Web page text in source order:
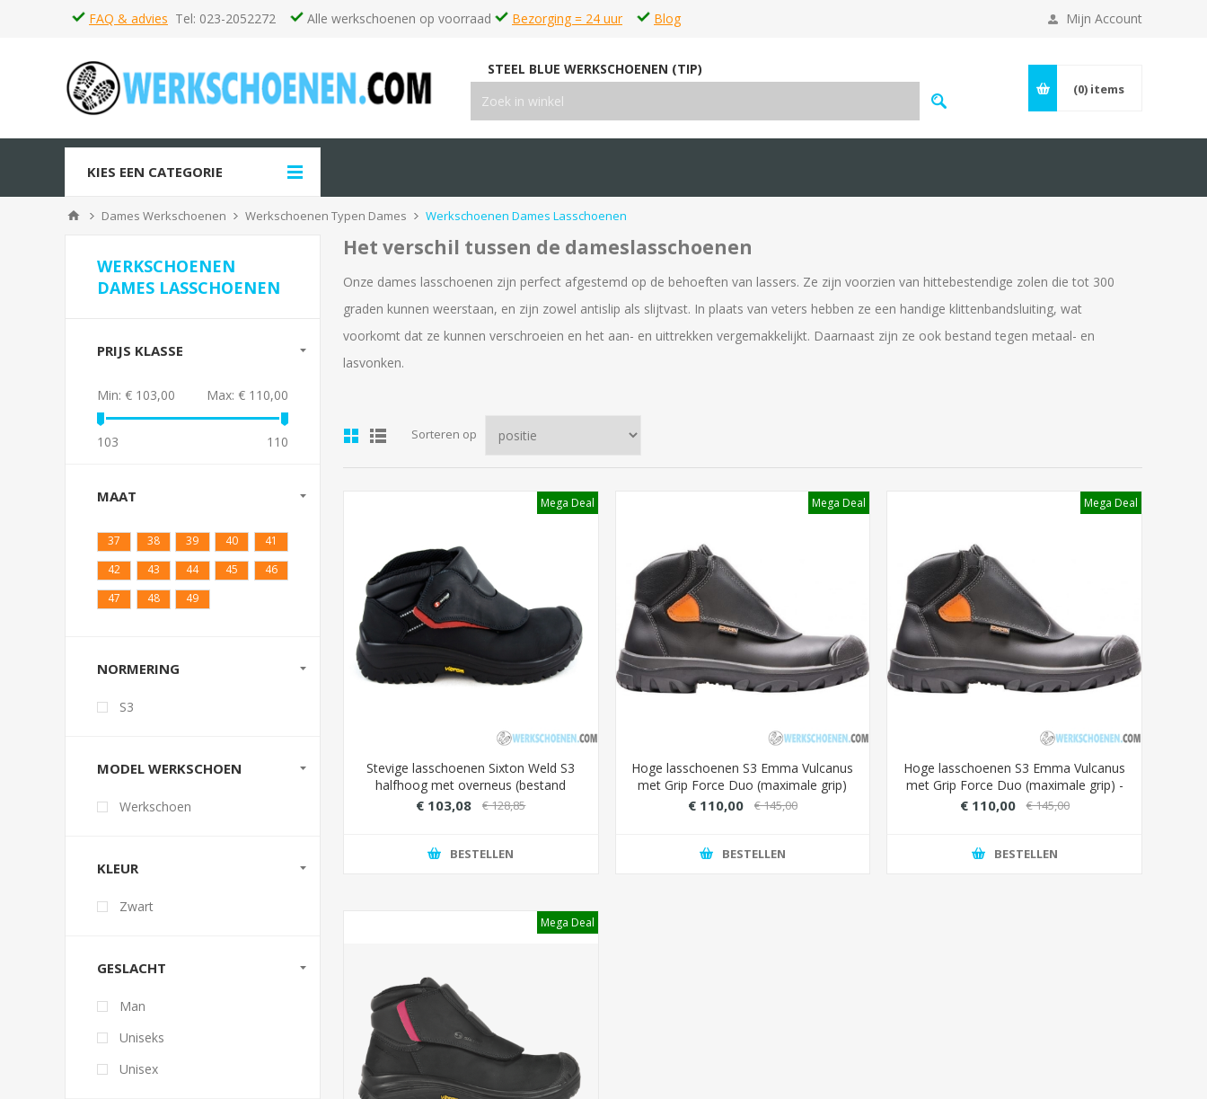
FAQ & advies Tel: 023-2052272 Alle werkschoenen op voorraad Bezorging = 24 uur Blog Mijn Account
STEEL BLUE WERKSCHOENEN (TIP)
(0) items
KIES EEN CATEGORIE
Dames Werkschoenen Werkschoenen Typen Dames Werkschoenen Dames Lasschoenen
Het verschil tussen de dameslasschoenen
Onze dames lasschoenen zijn perfect afgestemd op de behoeften van lassers. Ze zijn voorzien van hittebestendige zolen die tot 300
graden kunnen weerstaan, en zijn zowel antislip als slijtvast. In plaats van veters hebben ze een handige klittenbandsluiting, wat
voorkomt dat ze kunnen verschroeien en het aan- en uittrekken vergemakkelijkt. Daarnaast zijn ze ook bestand tegen metaal- en
lasvonken.
Sorteren op
Mega Deal
Stevige lasschoenen Sixton Weld S3
halfhoog met overneus (bestand
tegen contacthitte van 300 graden)
€ 103,08 € 128,85
BESTELLEN
Mega Deal
Hoge lasschoenen S3 Emma Vulcanus
met Grip Force Duo (maximale grip)
€ 110,00 € 145,00
BESTELLEN
Mega Deal
Hoge lasschoenen S3 Emma Vulcanus
met Grip Force Duo (maximale grip) -
Extra breed XD
€ 110,00 € 145,00
BESTELLEN
Mega Deal
WERKSCHOENEN
DAMES LASSCHOENEN
PRIJS KLASSE
Min: € 103,00 Max: € 110,00
103 110
MAAT
37 38 39 40
41
42
43 44 45
46
47
48 49
NORMERING
S3
MODEL WERKSCHOEN
Werkschoen
KLEUR
Zwart
GESLACHT
Man
Uniseks
Unisex